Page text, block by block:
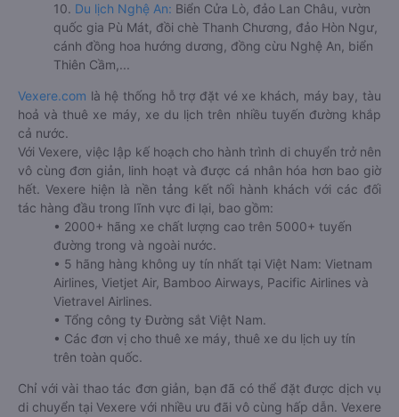
10. Du lịch Nghệ An: Biển Cửa Lò, đảo Lan Châu, vườn
quốc gia Pù Mát, đồi chè Thanh Chương, đảo Hòn Ngư,
cánh đồng hoa hướng dương, đồng cừu Nghệ An, biển
Thiên Cầm,...
Vexere.com là hệ thống hỗ trợ đặt vé xe khách, máy bay, tàu
hoả và thuê xe máy, xe du lịch trên nhiều tuyến đường khắp
cả nước.
Với Vexere, việc lập kế hoạch cho hành trình di chuyển trở nên
vô cùng đơn giản, linh hoạt và được cá nhân hóa hơn bao giờ
hết. Vexere hiện là nền tảng kết nối hành khách với các đối
tác hàng đầu trong lĩnh vực đi lại, bao gồm:
• 2000+ hãng xe chất lượng cao trên 5000+ tuyến
đường trong và ngoài nước.
• 5 hãng hàng không uy tín nhất tại Việt Nam: Vietnam
Airlines, Vietjet Air, Bamboo Airways, Pacific Airlines và
Vietravel Airlines.
• Tổng công ty Đường sắt Việt Nam.
• Các đơn vị cho thuê xe máy, thuê xe du lịch uy tín
trên toàn quốc.
Chỉ với vài thao tác đơn giản, bạn đã có thể đặt được dịch vụ
di chuyển tại Vexere với nhiều ưu đãi vô cùng hấp dẫn. Vexere